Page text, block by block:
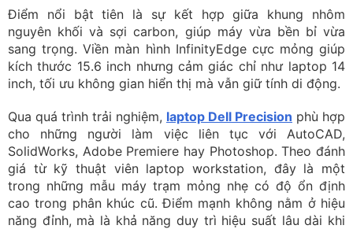
Điểm nổi bật tiên là sự kết hợp giữa khung nhôm
nguyên khối và sợi carbon, giúp máy vừa bền bỉ vừa
sang trọng. Viền màn hình InfinityEdge cực mỏng giúp
kích thước 15.6 inch nhưng cảm giác chỉ như laptop 14
inch, tối ưu không gian hiển thị mà vẫn giữ tính di động.
Qua quá trình trải nghiệm, laptop Dell Precision phù hợp
cho những người làm việc liên tục với AutoCAD,
SolidWorks, Adobe Premiere hay Photoshop. Theo đánh
giá từ kỹ thuật viên laptop workstation, đây là một
trong những mẫu máy trạm mỏng nhẹ có độ ổn định
cao trong phân khúc cũ. Điểm mạnh không nằm ở hiệu
năng đỉnh, mà là khả năng duy trì hiệu suất lâu dài khi